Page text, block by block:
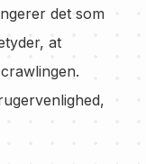
det som
at